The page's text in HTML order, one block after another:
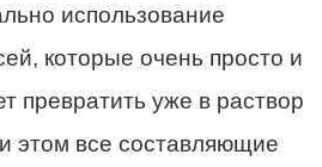
использование
которые очень просто и
превратить уже в раствор
этом все составляющие